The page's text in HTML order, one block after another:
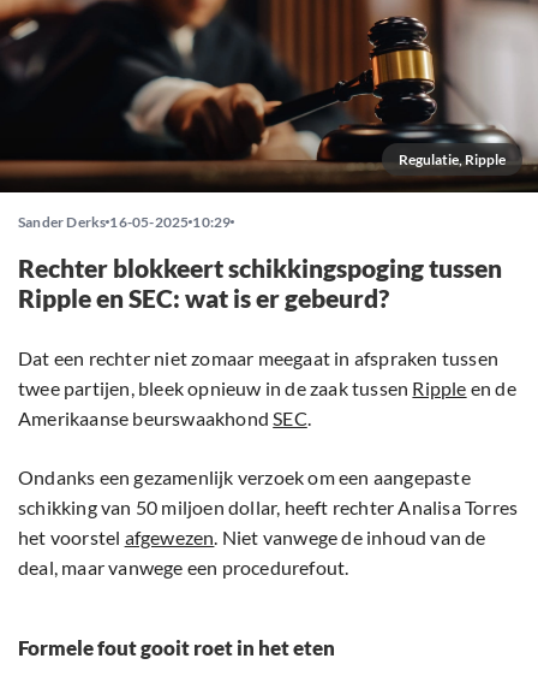
Regulatie, Ripple
Sander Derks 16-05-2025 10:29
Rechter blokkeert schikkingspoging tussen
Ripple en SEC: wat is er gebeurd?
Dat een rechter niet zomaar meegaat in afspraken tussen
twee partijen, bleek opnieuw in de zaak tussen Ripple en de
Amerikaanse beurswaakhondSEC.
Ondanks een gezamenlijk verzoek om een aangepaste
schikking van 50 miljoen dollar, heeft rechter Analisa Torres
het voorstel afgewezen. Niet vanwege de inhoud van de
deal, maar vanwege een procedurefout.
Formele fout gooit roet in het eten